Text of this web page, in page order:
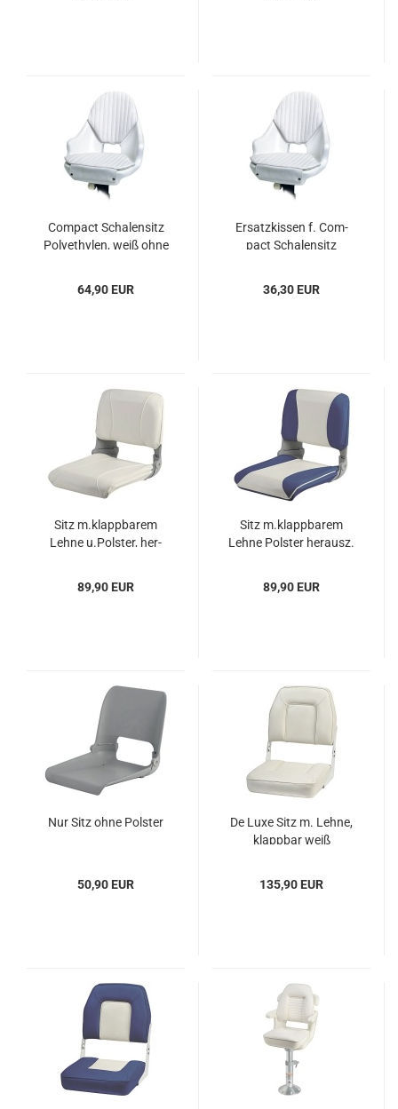
Com­pact Scha­len­sitz
Po­ly­ethy­len, weiß ohne
64,90 EUR
Er­satz­kis­sen f. Com­
pact Scha­len­sitz
36,30 EUR
Sitz m.klapp­ba­rem
Lehne u.Pols­ter, her­
89,90 EUR
Sitz m.klapp­ba­rem
Lehne Pols­ter her­ausz.
89,90 EUR
Nur Sitz ohne Pols­ter
50,90 EUR
De Luxe Sitz m. Lehne,
klapp­bar weiß
135,90 EUR